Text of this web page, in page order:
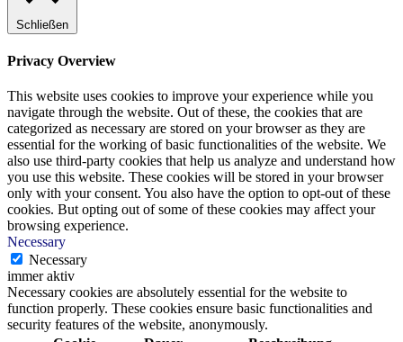
Schließen
Privacy Overview
This website uses cookies to improve your experience while you
navigate through the website. Out of these, the cookies that are
categorized as necessary are stored on your browser as they are
essential for the working of basic functionalities of the website. We
also use third-party cookies that help us analyze and understand how
you use this website. These cookies will be stored in your browser
only with your consent. You also have the option to opt-out of these
cookies. But opting out of some of these cookies may affect your
browsing experience.
Necessary
Necessary
immer aktiv
Necessary cookies are absolutely essential for the website to
function properly. These cookies ensure basic functionalities and
security features of the website, anonymously.